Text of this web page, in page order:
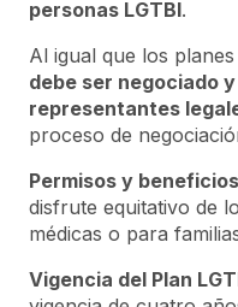
personas LGTBI.
Al igual que los
debe ser negociado
representantes
proceso de
Permisos y
disfrute equitativo de
médicas o para
Vigencia del Plan